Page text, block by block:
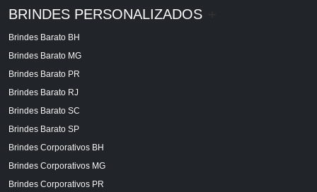
BRINDES PERSONALIZADOS
Brindes Barato BH
Brindes Barato MG
Brindes Barato PR
Brindes Barato RJ
Brindes Barato SC
Brindes Barato SP
Brindes Corporativos BH
Brindes Corporativos MG
Brindes Corporativos PR